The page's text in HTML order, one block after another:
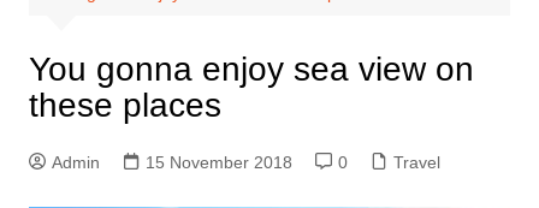
You gonna enjoy sea view on
these places
Admin 15 November 2018 0 Travel